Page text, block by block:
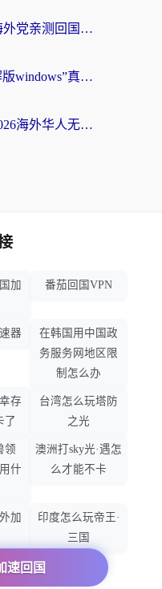
云极和GOGO哪个好？海外党亲测回国加速器选择指南（附iOS免费&Windows VPN实用技巧）
海外党别踩坑！“vpn破解版windows”真的能用？教你选对回国加速器无缝刷国内资源
北美看剧神器怎么选？2026海外华人无缝访问国内资源全攻略
速回国
加
番茄回国VPN
器
在韩国用中国政
务服务网地区限
制怎么办
存
了
台湾怎么玩塔防
之光
领
什
澳洲打sky光·遇怎
么才能不卡
加
印度怎么玩帝王·
三国